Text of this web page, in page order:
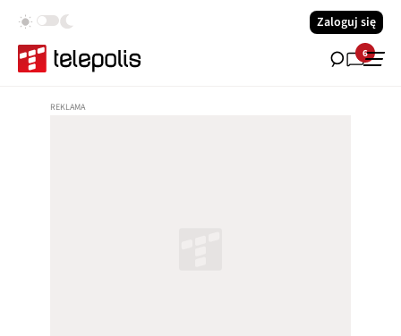
Zaloguj się
6